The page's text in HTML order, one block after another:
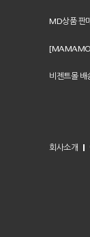
MD상품 판
비젠트몰 배
회사소개